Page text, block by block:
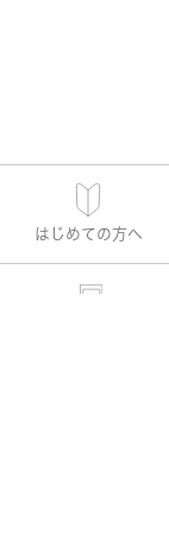
はじめての方へ